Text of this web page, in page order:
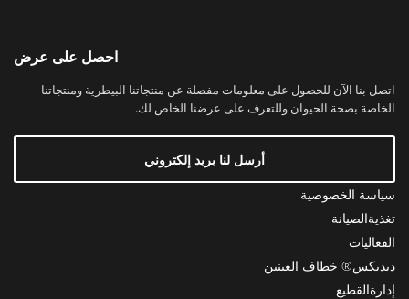
احصل على عرض
اتصل بنا الآن للحصول على معلومات مفصلة عن منتجاتنا البيطرية ومنتجاتنا
الخاصة بصحة الحيوان وللتعرف على عرضنا الخاص لك.
أرسل لنا بريد إلكتروني
سياسة الخصوصية
تغذيةالصيانة
الفعاليات
ديديكس® خطاف العينين
إدارةالقطيع